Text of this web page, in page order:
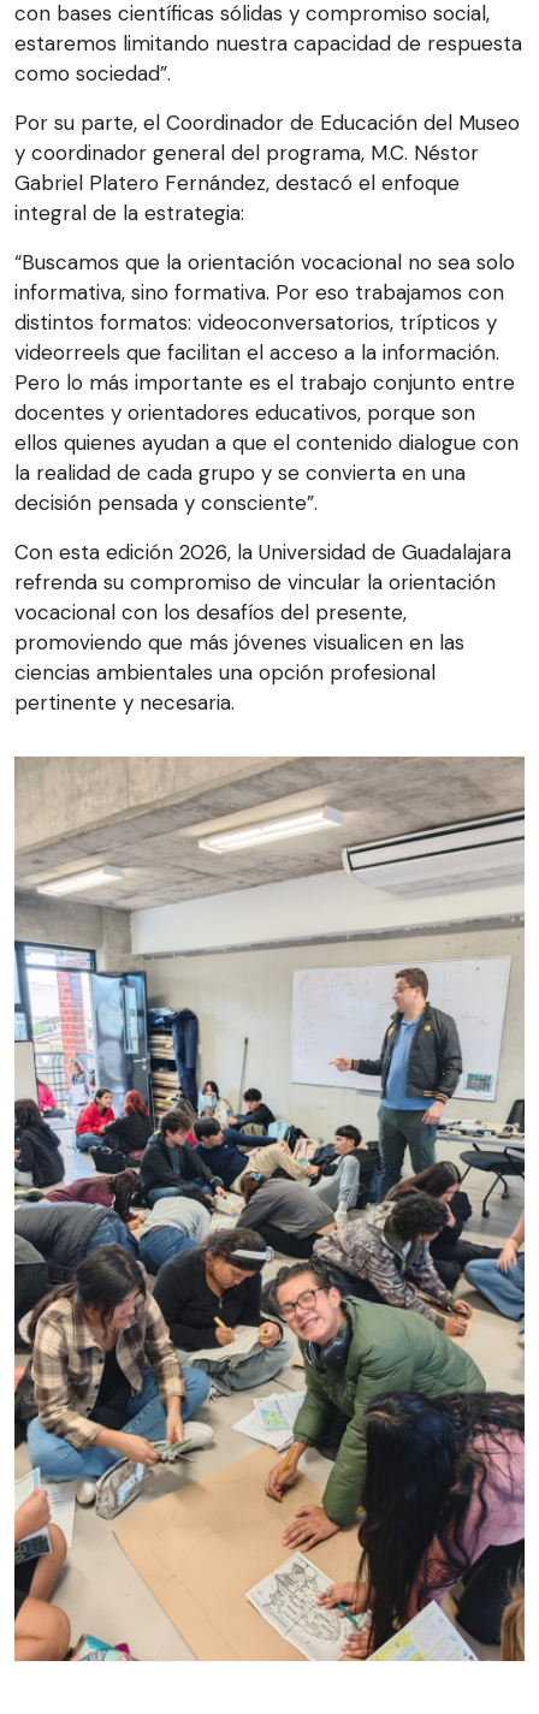
con bases científicas sólidas y compromiso social,
estaremos limitando nuestra capacidad de respuesta
como sociedad”.
Por su parte, el Coordinador de Educación del Museo
y coordinador general del programa, M.C. Néstor
Gabriel Platero Fernández, destacó el enfoque
integral de la estrategia:
“Buscamos que la orientación vocacional no sea solo
informativa, sino formativa. Por eso trabajamos con
distintos formatos: videoconversatorios, trípticos y
videorreels que facilitan el acceso a la información.
Pero lo más importante es el trabajo conjunto entre
docentes y orientadores educativos, porque son
ellos quienes ayudan a que el contenido dialogue con
la realidad de cada grupo y se convierta en una
decisión pensada y consciente”.
Con esta edición 2026, la Universidad de Guadalajara
refrenda su compromiso de vincular la orientación
vocacional con los desafíos del presente,
promoviendo que más jóvenes visualicen en las
ciencias ambientales una opción profesional
pertinente y necesaria.